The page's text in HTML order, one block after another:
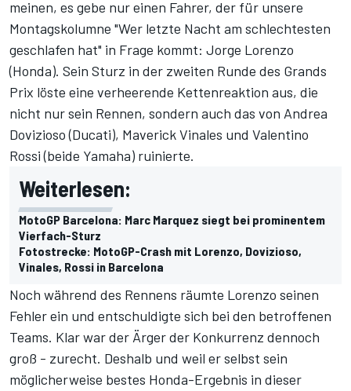
meinen, es gebe nur einen Fahrer, der für unsere
Montagskolumne "Wer letzte Nacht am schlechtesten
geschlafen hat" in Frage kommt: Jorge Lorenzo
(Honda). Sein Sturz in der zweiten Runde des Grands
Prix löste eine verheerende Kettenreaktion aus, die
nicht nur sein Rennen, sondern auch das von Andrea
Dovizioso (Ducati), Maverick Vinales und Valentino
Rossi (beide Yamaha) ruinierte.
Weiterlesen:
MotoGP Barcelona: Marc Marquez siegt bei prominentem
Vierfach-Sturz
Fotostrecke: MotoGP-Crash mit Lorenzo, Dovizioso,
Vinales, Rossi in Barcelona
Noch während des Rennens räumte Lorenzo seinen
Fehler ein und entschuldigte sich bei den betroffenen
Teams. Klar war der Ärger der Konkurrenz dennoch
groß - zurecht. Deshalb und weil er selbst sein
möglicherweise bestes Honda-Ergebnis in dieser